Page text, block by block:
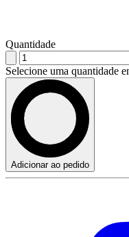
Quantidade
Selecione uma quantidade
Adicionar ao pedido